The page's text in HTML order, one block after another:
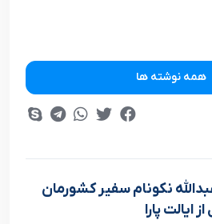
همه نوشته ها
نکونام سفیر کشورمان
ایالت پارا